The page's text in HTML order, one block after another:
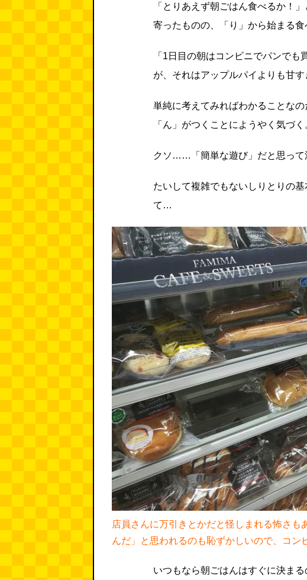
「とりあえず朝ごはん食べるか！
寄ったものの、「り」から始まる食
「1日目の朝はコンビニでパンで
が、それはアップルパイよりも甘す
単純に考えてみればわかることな
「ん」がつくことにようやく気づく
クソ……「簡単な遊び」だと思って
たいして複雑でもないしりとりの
て…
店員さんに万引きとかだと怪しまれる怖さ
んだ」と思われるのも恥ずかしいので、コン
いつもなら朝ごはんはすぐに決ま